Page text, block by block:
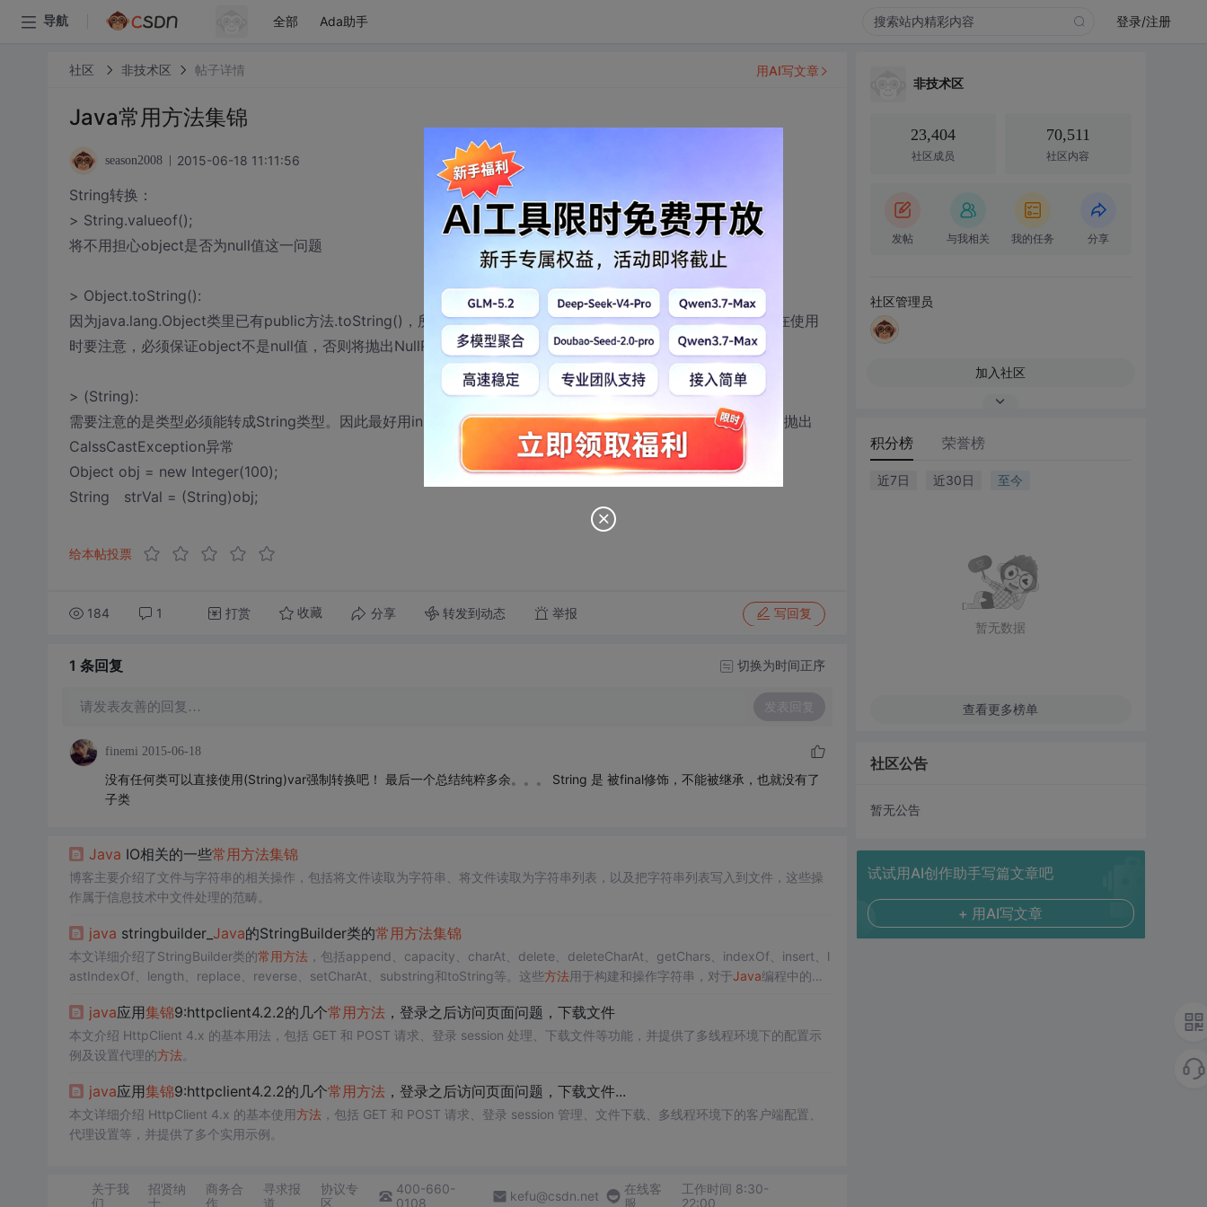
导航 全部 Ada助手 登录/注册
社区 非技术区 帖子详情
Java常用方法集锦
season2008 2015-06-18 11:11:56
String转换：
> String.valueof();
将不用担心object是否为null值这一问题
> Object.toString():
因为java.lang.Object类里已有public方法.toString()，所以对任何严格意义上的java对象都可以调用此方法。但在使用
时要注意，必须保证object不是null值，否则将抛出NullPointerException异常
> (String):
需要注意的是类型必须能转成String类型。因此最好用instanceof做个类型检查，以判断是否可以转换。否则容易抛出
CalssCastException异常
Object obj = new Integer(100);
String strVal = (String)obj;
给本帖投票
184 1 打赏 收藏 分享 转发到动态 举报 写回复
用AI写文章
1 条回复 切换为时间正序
请发表友善的回复… 发表回复
finemi 2015-06-18
没有任何类可以直接使用(String)var强制转换吧！ 最后一个总结纯粹多余。。。 String 是 被final修饰，不能被继承，也就没有了
子类
Java IO相关的一些常用方法集锦
博客主要介绍了文件与字符串的相关操作，包括将文件读取为字符串、将文件读取为字符串列表，以及把字符串列表写入到文件，这些操
作属于信息技术中文件处理的范畴。
java stringbuilder_ Java的StringBuilder类的常用方法集锦
本文详细介绍了StringBuilder类的常用方法，包括append、capacity、charAt、delete、deleteCharAt、getChars、indexOf、insert、l
astIndexOf、length、replace、reverse、setCharAt、substring和toString等。这些方法用于构建和操作字符串，对于Java编程中的字
java应用集锦9:httpclient4.2.2的几个常用方法，登录之后访问页面问题，下载文件
本文介绍 HttpClient 4.x 的基本用法，包括 GET 和 POST 请求、登录 session 处理、下载文件等功能，并提供了多线程环境下的配置示
例及设置代理的方法。
java应用集锦9:httpclient4.2.2的几个常用方法，登录之后访问页面问题，下载文件...
本文详细介绍 HttpClient 4.x 的基本使用方法，包括 GET 和 POST 请求、登录 session 管理、文件下载、多线程环境下的客户端配置、
代理设置等，并提供了多个实用示例。
关于我
们
招贤纳
士
商务合
作
寻求报
道
协议专
区
400-660-
0108
kefu@csdn.net
在线客
服
工作时间 8:30-
22:00
非技术区
23,404
社区成员
70,511
社区内容
发帖 与我相关 我的任务 分享
社区管理员
加入社区
积分榜 荣誉榜
近7日 近30日 至今
暂无数据
查看更多榜单
社区公告
暂无公告
试试用AI创作助手写篇文章吧
+ 用AI写文章